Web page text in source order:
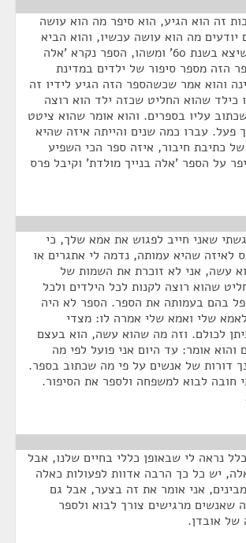
זה הוא הגיע, הוא סיפר מה הוא עושה
מה הוא עושה עכשיו, והוא הביא
איתו ספר מרופט שיצא בשנת 60' ומשהו, הספר נקרא 'אלה
הזה מספר סיפור של ילדים במדינת
והוא אמר שכשהספר הזה הגיע לידיו זה
כילד שהוא החליט שכזה ילד הוא רוצה
עליו בספרים. והוא אומר שהוא ציטט
פעל. עברו כמה שנים והייתה איזה שהיא
כתיבת חיבור, איזה ספר הכי השפיע
על הספר 'אלה בנייך מולדת' וקיבל פרס
שאני חייב לפגוש את אמא שלך, כי
לאיזה שהיא עמותה, נדמה לי אתגרים או
עשה, אני לא זוכרת את השמות של
שהוא רוצה לקנות לכל הילדים ולכל
בהם בעמותה את הספר. הספר לא היה
שלי ואמא שלי אמרה לו: מצדי
לכולם. וזה מה שהוא עשה, הוא בעצם
והוא אומר: עד היום אני פועל לפי מה
דורות של אנשים על פי מה שכתוב בספר.
חובה לבוא למשפחה ולספר את הסיפור.
נראה לי שבאופן כללי בחיים שלנו, אבל
יש כל כך הרבה אדוות לפעולות כאלה
אני אומר את זה בצער, אבל גם
שאנשים מרגישים צורך לבוא ולספר
של אובדן.